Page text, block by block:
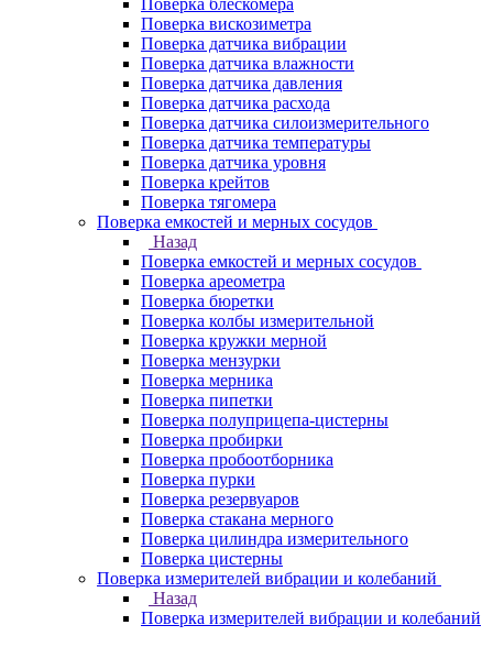
Поверка блескомера
Поверка вискозиметра
Поверка датчика вибрации
Поверка датчика влажности
Поверка датчика давления
Поверка датчика расхода
Поверка датчика силоизмерительного
Поверка датчика температуры
Поверка датчика уровня
Поверка крейтов
Поверка тягомера
Поверка емкостей и мерных сосудов
Назад
Поверка емкостей и мерных сосудов
Поверка ареометра
Поверка бюретки
Поверка колбы измерительной
Поверка кружки мерной
Поверка мензурки
Поверка мерника
Поверка пипетки
Поверка полуприцепа-цистерны
Поверка пробирки
Поверка пробоотборника
Поверка пурки
Поверка резервуаров
Поверка стакана мерного
Поверка цилиндра измерительного
Поверка цистерны
Поверка измерителей вибрации и колебаний
Назад
Поверка измерителей вибрации и колебаний